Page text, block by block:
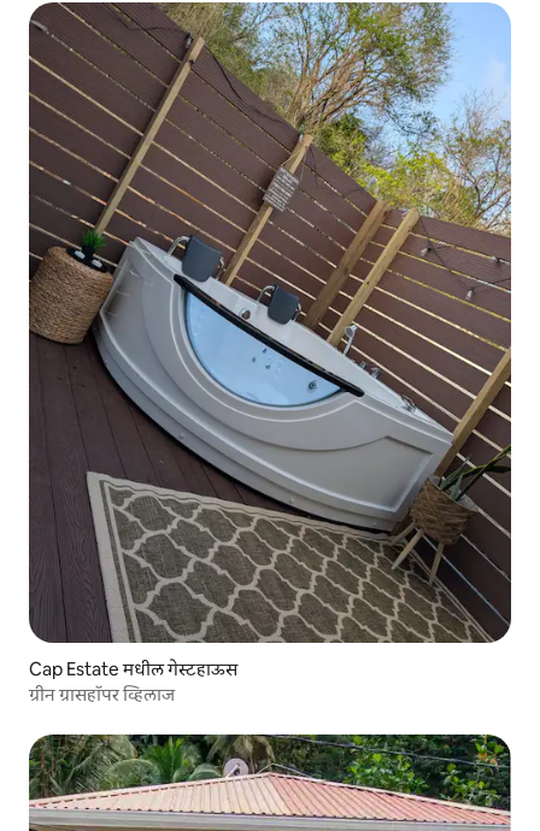
Cap Estate मधील गेस्टहाऊस
ग्रीन ग्रासहॉपर व्हिलाज